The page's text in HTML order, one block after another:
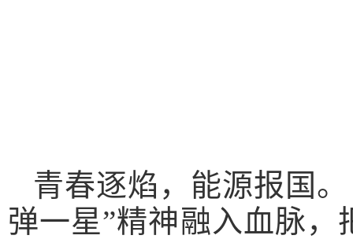
青春逐焰，能源报国
弹一星”精神融入血脉